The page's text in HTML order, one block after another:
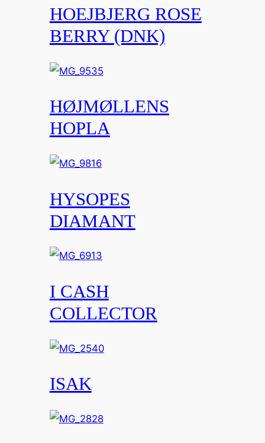
HOEJBJERG ROSE
BERRY (DNK)
HØJMØLLENS
HOPLA
HYSOPES
DIAMANT
I CASH
COLLECTOR
ISAK